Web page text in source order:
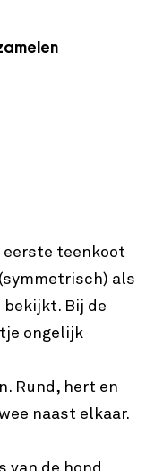
eerste teenkoot
als
bekijkt. Bij de
ongelijk
Rund, hert en
naast elkaar.